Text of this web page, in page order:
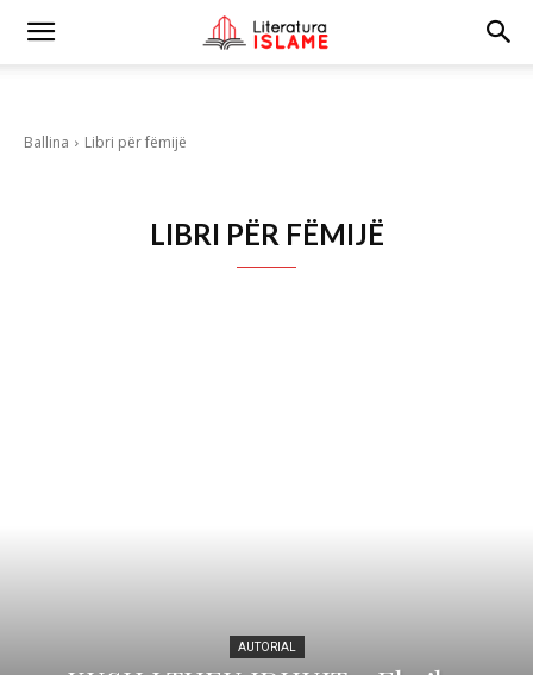
Ballina Libri për fëmijë
LIBRI PËR FËMIJË
AUTORIAL